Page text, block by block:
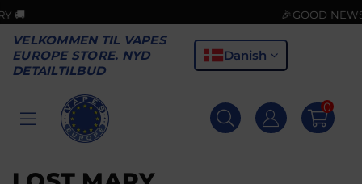
🎉GOOD NEWS!
VELKOMMEN TIL VAPES
EUROPE STORE. NYD
DETAILTILBUD
Danish
VAPES
0